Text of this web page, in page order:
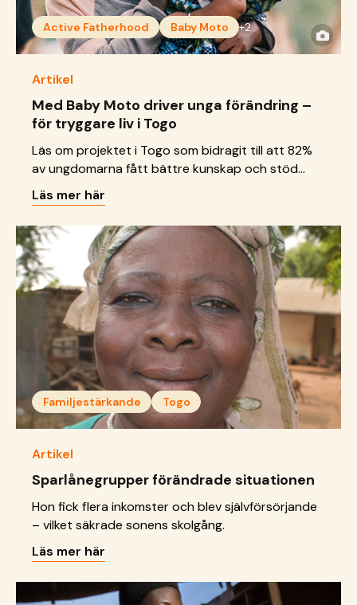
Active Fatherhood Baby Moto +2
Artikel
Med Baby Moto driver unga förändring –
för tryggare liv i Togo
Läs om projektet i Togo som bidragit till att 82%
av ungdomarna fått bättre kunskap och stöd
inom sexuell och reproduktiv hälsa och
rättigheter.
Läs mer här
Familjestärkande Togo
Artikel
Sparlånegrupper förändrade situationen
Hon fick flera inkomster och blev självförsörjande
– vilket säkrade sonens skolgång.
Läs mer här